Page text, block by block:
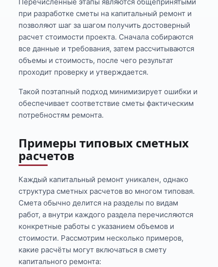
при разработке сметы на капитальный ремонт и
позволяют шаг за шагом получить достоверный
расчет стоимости проекта. Сначала собираются
все данные и требования, затем рассчитываются
объемы и стоимость, после чего результат
проходит проверку и утверждается.
Такой поэтапный подход минимизирует ошибки и
обеспечивает соответствие сметы фактическим
потребностям ремонта.
Примеры типовых сметных
расчетов
Каждый капитальный ремонт уникален, однако
структура сметных расчетов во многом типовая.
Смета обычно делится на разделы по видам
работ, а внутри каждого раздела перечисляются
конкретные работы с указанием объемов и
стоимости. Рассмотрим несколько примеров,
какие расчёты могут включаться в смету
капитального ремонта: